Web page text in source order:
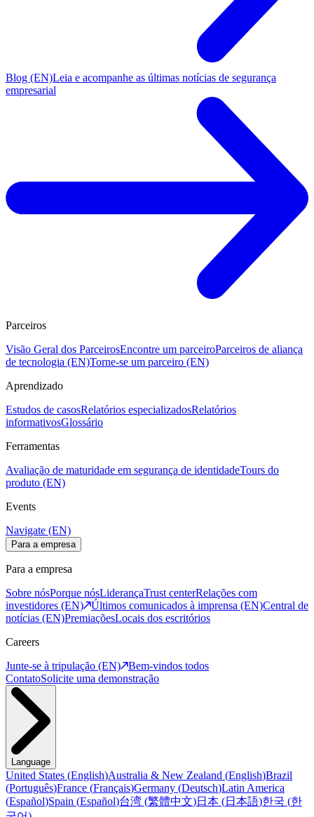
Blog (EN)Leia e acompanhe as últimas notícias de segurança
empresarial
Parceiros
Visão Geral dos ParceirosEncontre um parceiroParceiros de aliança
de tecnologia (EN)Torne-se um parceiro (EN)
Aprendizado
Estudos de casosRelatórios especializadosRelatórios
informativosGlossário
Ferramentas
Avaliação de maturidade em segurança de identidadeTours do
produto (EN)
Events
Navigate (EN)
Para a empresa
Para a empresa
Sobre nósPorque nósLiderançaTrust centerRelações com
investidores (EN)
Últimos comunicados à imprensa (EN)Central de
notícias (EN)PremiaçõesLocais dos escritórios
Careers
Junte-se à tripulação (EN)
Bem-vindos todos
ContatoSolicite uma demonstração
Language
United States (English)Australia & New Zealand (English)Brazil
(Português)France (Français)Germany (Deutsch)Latin America
(Español)Spain (Español)台湾 (繁體中文)日本 (日本語)한국 (한